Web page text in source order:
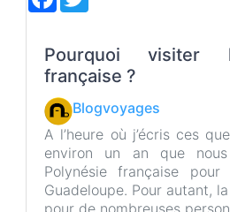
a
b
o
o
t
e
r
Pourquoi visiter
française ?
Blogvoyages
A l’heure où j’écris ces
environ un an que
Polynésie française
Guadeloupe. Pour autant,
pour de nombreuses